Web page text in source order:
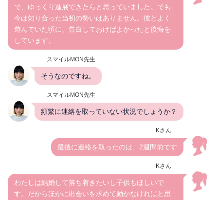
で、ゆっくり進展できたらと思っていました。でも
今は知り合った当初の勢いはありません。彼とよく
遊んでいた頃に、告白しておけばよかったと後悔を
しています。
スマイルMON先生
そうなのですね。
スマイルMON先生
頻繁に連絡を取っていない状況でしょうか？
Kさん
最後に連絡を取ったのは、2週間前です
Kさん
わたしは結婚して落ち着きたいし子供もほしいで
す。だからほかに出会いを求めて動かなければと思